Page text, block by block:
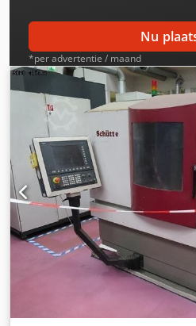
2800 [kg] TOEBEHOREN -
840D - Automatisch laad- en
Nu
*per advertentie / maand